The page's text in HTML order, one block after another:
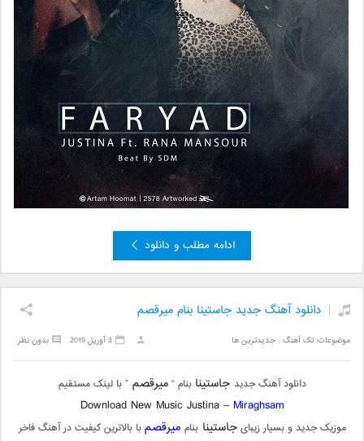
ادامه مطلب و دانلود
دانلود آهنگ جدید جاستینا بنام میرقصم
موضوعات:تک آهنگ ,جدیدترین ها بدون نظر 3 آوریل 2019
دانلود آهنگ جدید جاستینا بنام “میرقصم” با لینک مستقیم
Download New Music Justina – Miraghsam
موزیک جدید و بسیار زیبایجاستینابنام میرقصمبا بالاترین کیفیت در آهنگ فاخر